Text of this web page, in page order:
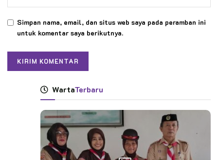
Simpan nama, email, dan situs web saya pada peramban ini
untuk komentar saya berikutnya.
WartaTerbaru